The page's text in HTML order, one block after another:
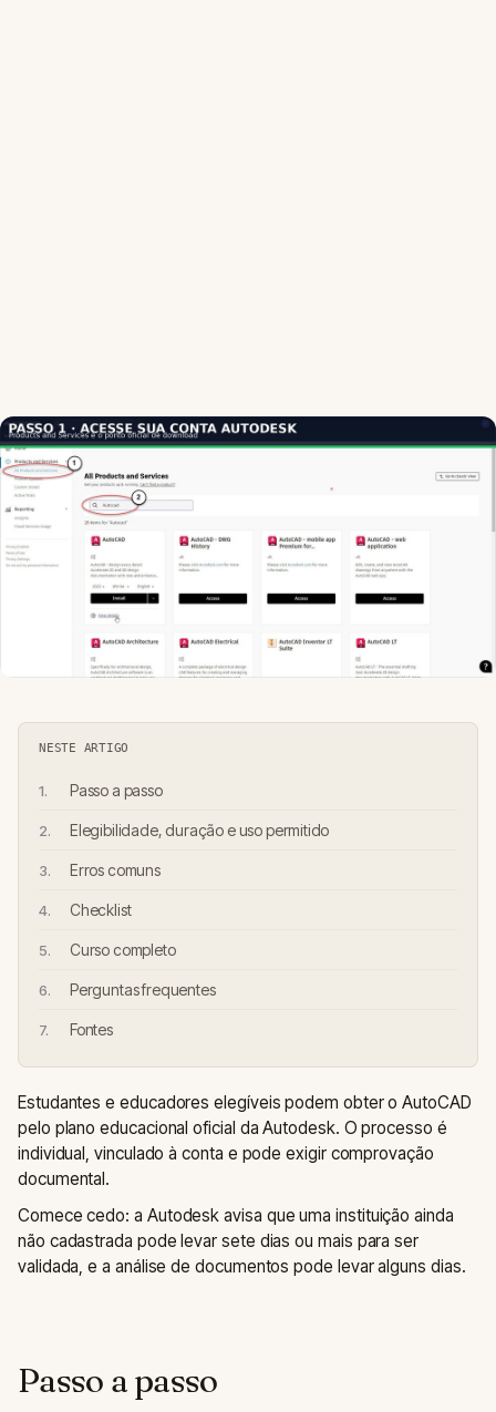
NESTE ARTIGO
Passo a passo
Elegibilidade, duração e uso permitido
Erros comuns
Checklist
Curso completo
Perguntas frequentes
Fontes
Estudantes e educadores elegíveis podem obter o AutoCAD
pelo plano educacional oficial da Autodesk. O processo é
individual, vinculado à conta e pode exigir comprovação
documental.
Comece cedo: a Autodesk avisa que uma instituição ainda
não cadastrada pode levar sete dias ou mais para ser
validada, e a análise de documentos pode levar alguns dias.
Passo a passo